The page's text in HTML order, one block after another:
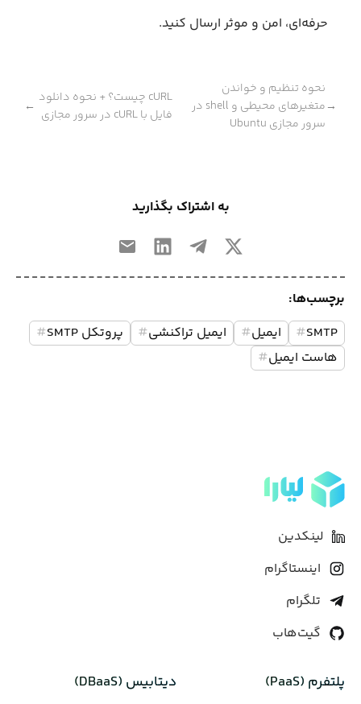
حرفه‌ای، امن و موثر ارسال کنید.
→
نحوه تنظیم و خواندن
متغیرهای محیطی و shell در
سرور مجازی Ubuntu
cURL چیست؟ + نحوه دانلود
فایل با cURL در سرور مجازی
←
به اشتراک بگذارید
برچسب‌ها:
SMTP
# ایمیل# ایمیل تراکنشی# پروتکل SMTP
#
هاست ایمیل#
لینکدین
اینستاگرام
تلگرام
گیت‌هاب
پلتفرم (PaaS) دیتابیس‌ (DBaaS)